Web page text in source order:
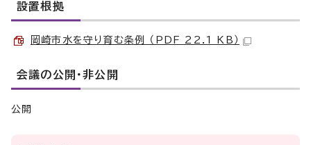
設置根拠
岡崎市水を守り育む条例 （PDF 22.1 KB）
会議の公開・非公開
公開